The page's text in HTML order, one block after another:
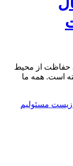
حفاظت از محیط
است. همه ما